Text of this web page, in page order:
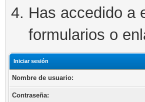
Has accedido a
formularios o
Iniciar sesión
Nombre de usuario:
Contraseña: